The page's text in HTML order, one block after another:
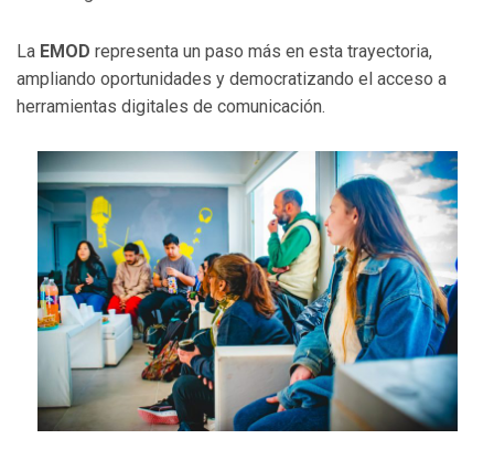
La EMOD representa un paso más en esta trayectoria,
ampliando oportunidades y democratizando el acceso a
herramientas digitales de comunicación.